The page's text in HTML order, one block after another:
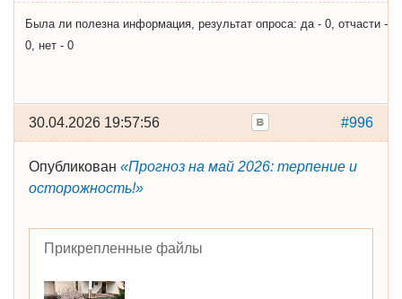
Была ли полезна информация, результат опроса: да - 0, отчасти -
0, нет - 0
#996
30.04.2026 19:57:56
Опубликован «Прогноз на май 2026: терпение и
осторожность!»
Прикрепленные файлы